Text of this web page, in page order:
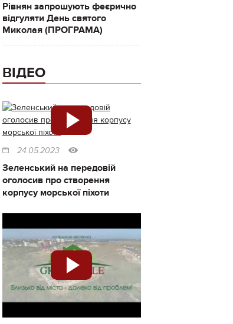
Рівнян запрошують феєрично
відгуляти День святого
Миколая (ПРОГРАМА)
ВІДЕО
24.05.2023
Зеленський на передовій
оголосив про створення
корпусу морської піхоти